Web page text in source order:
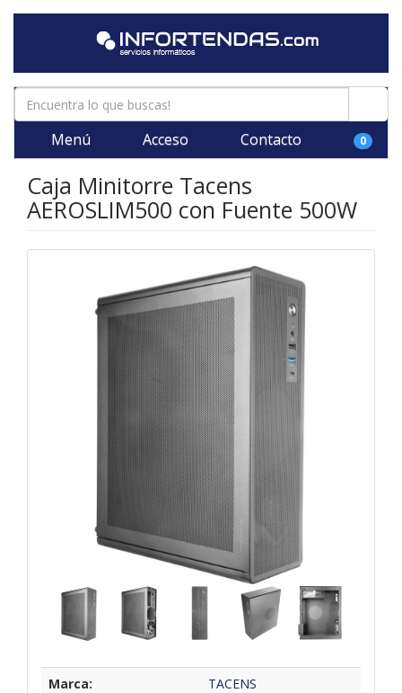
Menú Acceso Contacto 0
Caja Minitorre Tacens
AEROSLIM500 con Fuente 500W
Marca:
TACENS